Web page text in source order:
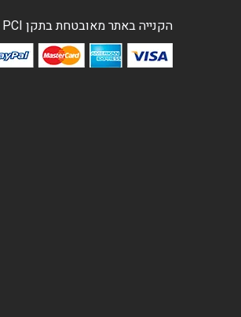
הקנייה באתר מאובטחת בתקן PCI